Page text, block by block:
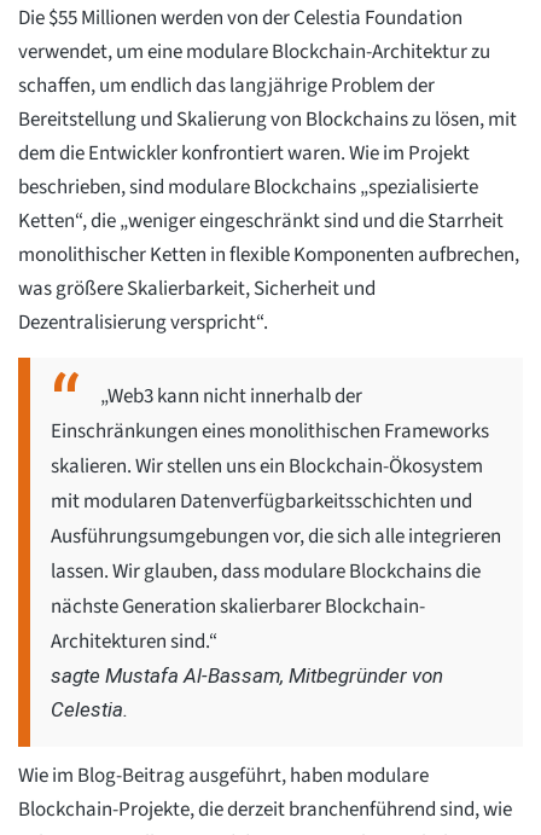
Die $55 Millionen werden von der Celestia Foundation
verwendet, um eine modulare Blockchain-Architektur zu
schaffen, um endlich das langjährige Problem der
Bereitstellung und Skalierung von Blockchains zu lösen, mit
dem die Entwickler konfrontiert waren. Wie im Projekt
beschrieben, sind modulare Blockchains „spezialisierte
Ketten“, die „weniger eingeschränkt sind und die Starrheit
monolithischer Ketten in flexible Komponenten aufbrechen,
was größere Skalierbarkeit, Sicherheit und
Dezentralisierung verspricht“.
„Web3 kann nicht innerhalb der
Einschränkungen eines monolithischen Frameworks
skalieren. Wir stellen uns ein Blockchain-Ökosystem
mit modularen Datenverfügbarkeitsschichten und
Ausführungsumgebungen vor, die sich alle integrieren
lassen. Wir glauben, dass modulare Blockchains die
nächste Generation skalierbarer Blockchain-
Architekturen sind.“
sagte Mustafa Al-Bassam, Mitbegründer von
Celestia.
Wie im Blog-Beitrag ausgeführt, haben modulare
Blockchain-Projekte, die derzeit branchenführend sind, wie